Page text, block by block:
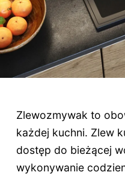
Zlewozmywak to
każdej kuchni. Zlew
dostęp do bieżącej
wykonywanie